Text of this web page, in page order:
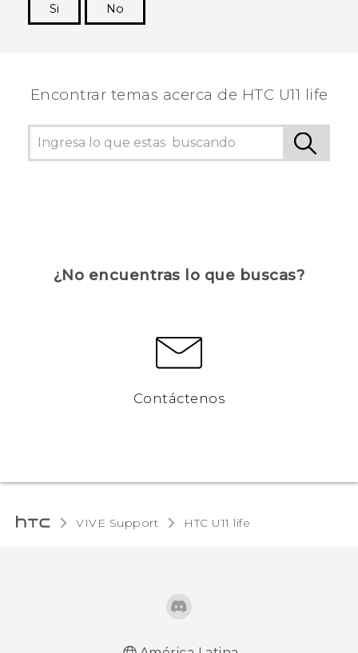
Si
No
Encontrar temas acerca de HTC U11 life
¿No encuentras lo que buscas?
Contáctenos
VIVE Support HTC U11 life‎